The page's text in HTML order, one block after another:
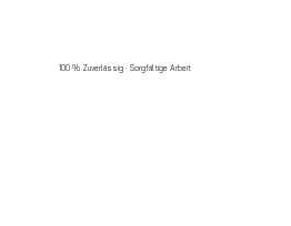
100 % Zuverlässig · Sorgfältige Arbeit